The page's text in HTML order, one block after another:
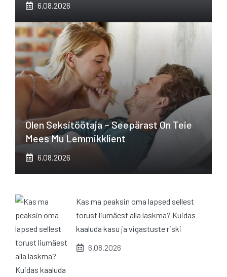
6.08.2026
Olen Seksitöötaja – Seepärast On Teie
Mees Mu Lemmikklient
6.08.2026
Kas ma peaksin oma lapsed sellest
torust liumäest alla laskma? Kuidas
kaaluda kasu ja vigastuste riski
6.08.2026